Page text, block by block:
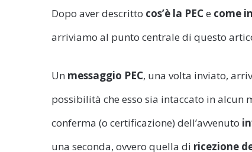
Dopo aver descritto cos’è la PECe come
arriviamo al punto centrale di questo
Un messaggio PEC, una volta inviato,
possibilità che esso sia intaccato in alcun
conferma (o certificazione) dell’avvenuto
una seconda, ovvero quella di ricezione